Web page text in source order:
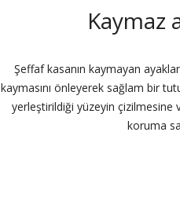
Kaymaz
Şeffaf kasanın kaymayan
kaymasını önleyerek sağlam bir
yerleştirildiği yüzeyin çizilmesine
koruma